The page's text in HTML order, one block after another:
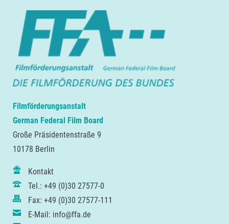
Filmförderungsanstalt
German Federal Film Board
Große Präsidentenstraße 9
10178 Berlin
Kontakt
Tel.: +49 (0)30 27577-0
Fax: +49 (0)30 27577-111
E-Mail: info@ffa.de